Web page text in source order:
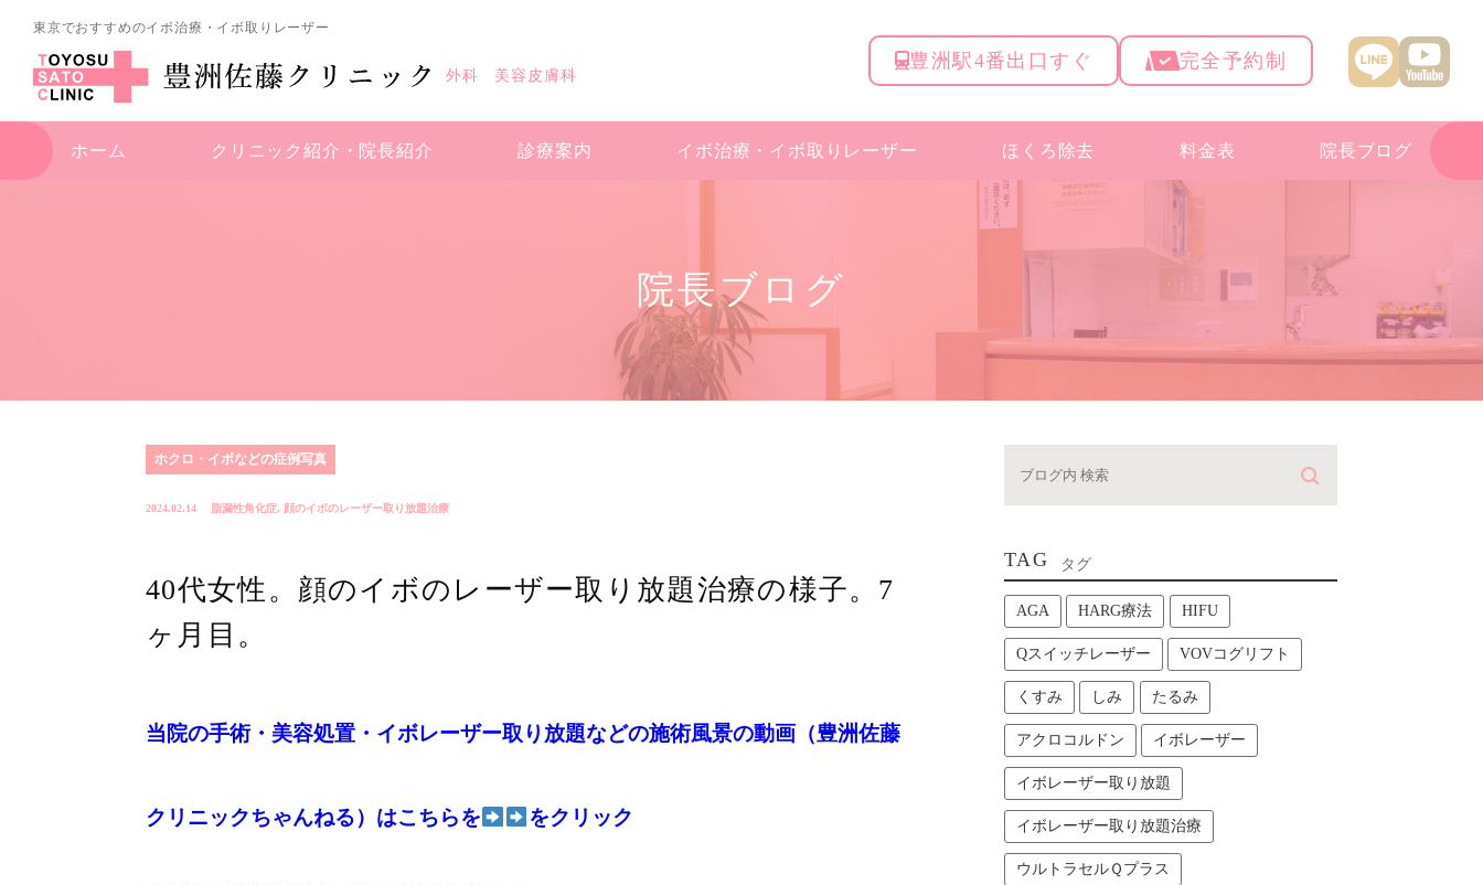
東京でおすすめのイボ治療・イボ取りレーザー
外科 美容皮膚科
豊洲駅4番出口すぐ 完全予約制
ホーム クリニック紹介・ 院長紹介 診療案内 イボ治療・ イボ取りレーザー ほくろ除去 料金表 院長ブログ
院長ブログ
ホクロ・イボなどの症例写真
2024.02.14 脂漏性角化症, 顔のイボのレーザー取り放題治療
40代女性。顔のイボのレーザー取り放題治療の様子。7
ヶ月目。
当院の手術・美容処置・イボレーザー取り放題などの施術風景の動画（豊洲佐藤
クリニックちゃんねる）はこちらを をクリック
TAG タグ
AGA HARG療法 HIFU
Qスイッチレーザー VOVコグリフト
くすみ しみ たるみ
アクロコルドン イボレーザー
イボレーザー取り放題
イボレーザー取り放題治療
ウルトラセルＱプラス